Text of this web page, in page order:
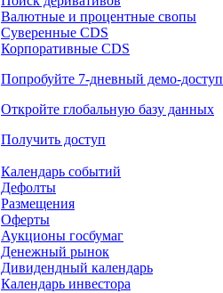
Валютные и процентные свопы
Суверенные CDS
Корпоративные CDS
Попробуйте 7-дневный демо-доступ
Откройте глобальную базу данных
Получить доступ
Календарь событий
Дефолты
Размещения
Оферты
Аукционы госбумаг
Денежный рынок
Дивидендный календарь
Календарь инвестора